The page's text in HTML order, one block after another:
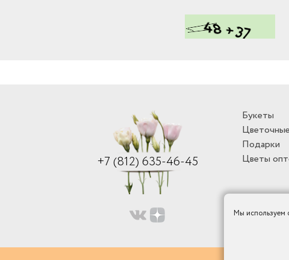
+7 (812) 635-46-45
Букеты
Подарки
Цветы
Мы используем